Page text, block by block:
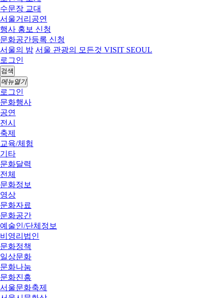
수문장 교대
서울거리공연
행사 홍보 신청
문화공간등록 신청
서울의 밤 서울 관광의 모든것 VISIT SEOUL
로그인
검색
메뉴열기
로그인
문화행사
공연
전시
축제
교육/체험
기타
문화달력
전체
문화정보
영상
문화자료
문화공간
예술인/단체정보
비영리법인
문화정책
일상문화
문화나눔
문화진흥
서울문화축제